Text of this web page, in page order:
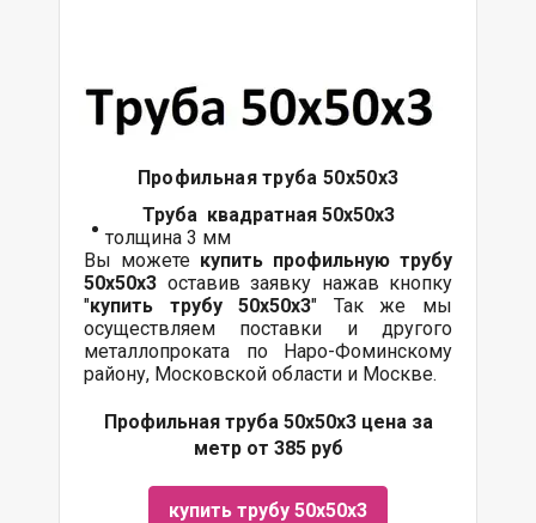
Профильная труба 50х50х3
Труба квадратная 50х50х3
толщина 3 мм
Вы можете купить профильную трубу
50х50х3 оставив заявку нажав кнопку
"купить трубу50х50х3" Так же мы
осуществляем поставки и другого
металлопроката по Наро-Фоминскому
району, Московской области и Москве.
Профильная труба 50х50х3 цена за
метр от 385 руб
купить трубу 50х50х3